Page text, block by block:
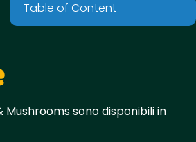
Mushrooms sono disponibili in